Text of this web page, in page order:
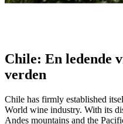
Chile: En ledende
verden
Chile has firmly established
World wine industry. With its
Andes mountains and the